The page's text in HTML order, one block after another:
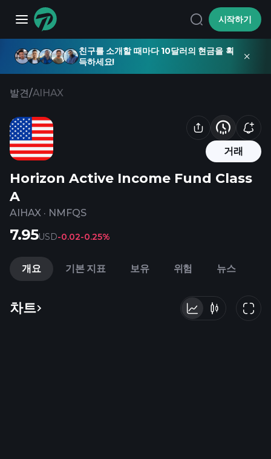
시작하기
친구를 소개할 때마다 10달러의 현금을 획
득하세요!
발견/AIHAX
거래
Horizon Active Income Fund Class
A
AIHAX · NMFQS
7.95USD-0.02-0.25%
개요 기본 지표 보유 위험 뉴스
차트